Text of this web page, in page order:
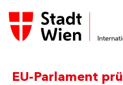
EU-Parlament